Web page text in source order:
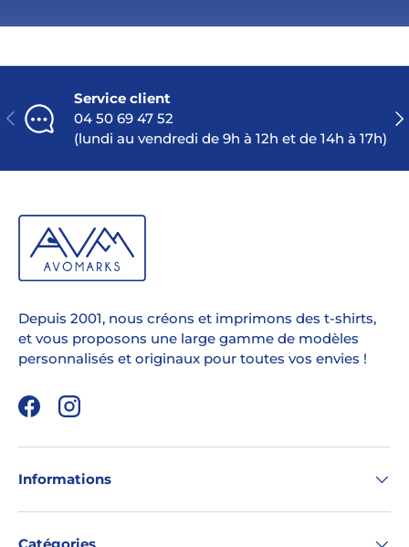
PRÉCÉDENT
Service client
04 50 69 47 52
(lundi au vendredi de 9h à 12h et de 14h à 17h)
Depuis 2001, nous créons et imprimons des t-shirts,
et vous proposons une large gamme de modèles
personnalisés et originaux pour toutes vos envies !
FacebookInstagram
Informations
Catégories